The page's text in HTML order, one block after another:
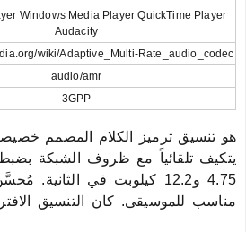
Windows Media Player QuickTime Player
Audacity
wiki/Adaptive_Multi-Rate_audio_codec
audio/amr
3GPP
4.75 و12.2 كيلوبت في
مناسب للموسيقى. كان التنسيق